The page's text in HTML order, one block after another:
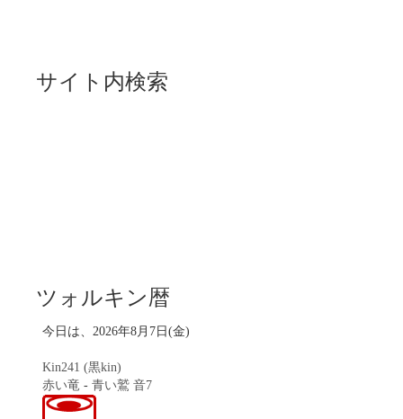
サイト内検索
ツォルキン暦
今日は、2026年8月7日(金)
Kin241 (黒kin)
赤い竜 - 青い鷲 音7